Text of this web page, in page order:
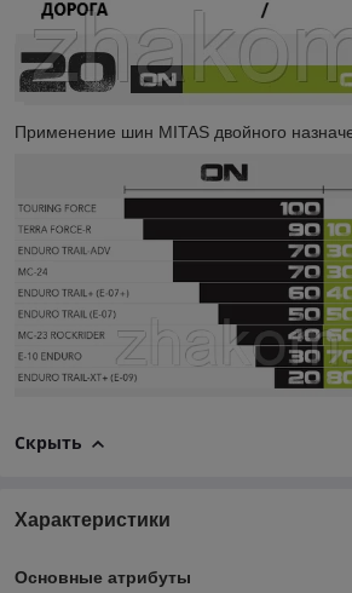
Применение шин MITAS двойного
Скрыть
Характеристики
Основные атрибуты